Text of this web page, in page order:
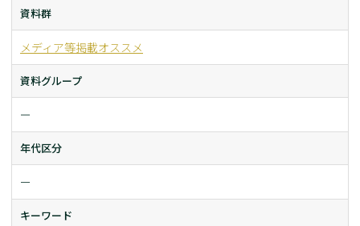
資料群
メディア等掲載オススメ
資料グループ
ー
年代区分
ー
キーワード